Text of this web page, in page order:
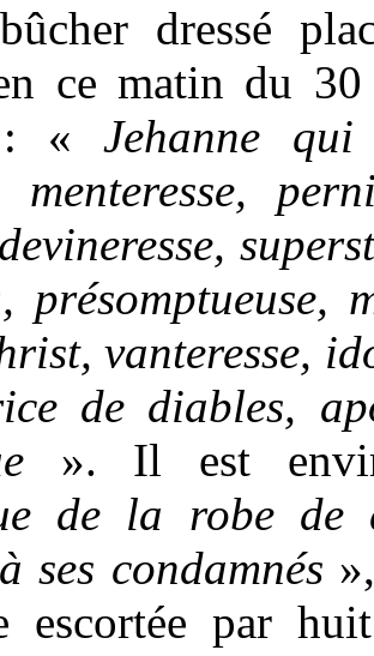
dressé
ce matin du
: « Jehanne
menteresse,
présomptueuse,
vanteresse,
de diables,
». Il est
de la robe de
ses condamnés
escortée par